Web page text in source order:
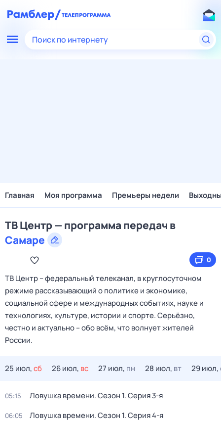
Поиск по интернету
Главная Моя программа Премьеры недели
ТВ Центр — программа передач в
Самаре
0
ТВ Центр – федеральный телеканал, в круглосуточном
режиме рассказывающий о политике и экономике,
социальной сфере и международных событиях, науке и
технологиях, культуре, истории и спорте. Серьёзно,
честно и актуально – обо всём, что волнует жителей
России.
25 июл,сб 26 июл, вс 27 июл, пн 28 июл, вт 29 июл,
05:15 Ловушка времени. Сезон 1. Серия 3-я
06:05 Ловушка времени. Сезон 1. Серия 4-я